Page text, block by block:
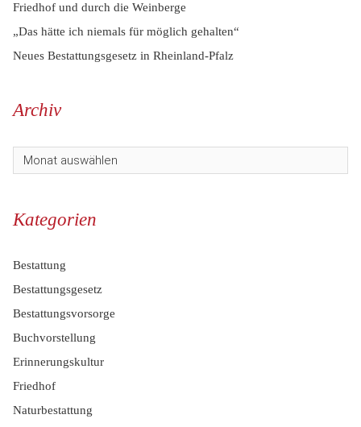
Friedhof und durch die Weinberge
„Das hätte ich niemals für möglich gehalten“
Neues Bestattungsgesetz in Rheinland-Pfalz
Archiv
Kategorien
Bestattung
Bestattungsgesetz
Bestattungsvorsorge
Buchvorstellung
Erinnerungskultur
Friedhof
Naturbestattung